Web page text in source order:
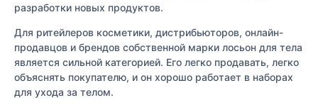
разработки новых продуктов.
Для ритейлеров косметики, дистрибьюторов, онлайн-
продавцов и брендов собственной марки лосьон для тела
является сильной категорией. Его легко продавать, легко
объяснять покупателю, и он хорошо работает в наборах
для ухода за телом.